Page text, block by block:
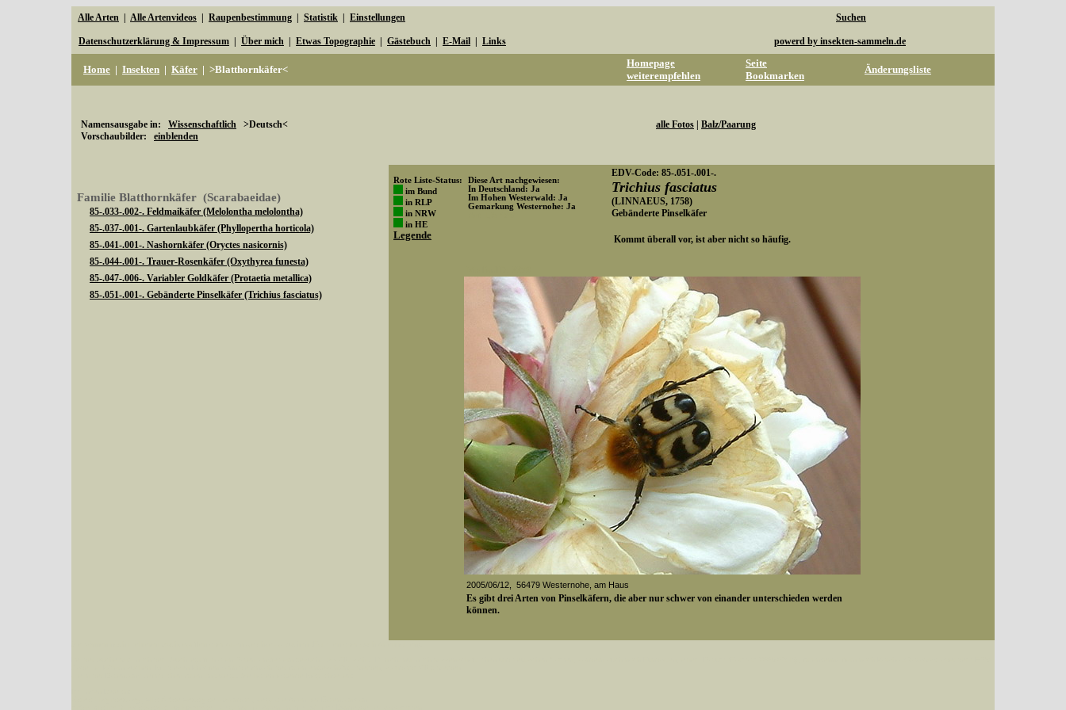
Alle Arten Alle Artenvideos Raupenbestimmung Statistik Einstellungen Suchen
Datenschutzerklärung & Impressum Über mich Etwas Topographie Gästebuch E-Mail Links powerd by insekten-sammeln.de
Home | Insekten | Käfer | >Blatthornkäfer<
Homepage
weiterempfehlen
Seite
Bookmarken
Änderungsliste
Namensausgabe in: Wissenschaftlich >Deutsch<
Vorschaubilder: einblenden
alle Fotos Balz/Paarung
Familie Blatthornkäfer (Scarabaeidae)
85-.033-.002-. Feldmaikäfer (Melolontha melolontha)
85-.037-.001-. Gartenlaubkäfer (Phyllopertha horticola)
85-.041-.001-. Nashornkäfer (Oryctes nasicornis)
85-.044-.001-. Trauer-Rosenkäfer (Oxythyrea funesta)
85-.047-.006-. Variabler Goldkäfer (Protaetia metallica)
85-.051-.001-. Gebänderte Pinselkäfer (Trichius fasciatus)
Rote Liste-Status:
im Bund
in RLP
in NRW
in HE
Legende
Diese Art nachgewiesen:
In Deutschland: Ja
Im Hohen Westerwald: Ja
Gemarkung Westernohe: Ja
EDV-Code: 85-.051-.001-.
Trichius fasciatus
(LINNAEUS, 1758)
Gebänderte Pinselkäfer
Kommt überall vor, ist aber nicht so häufig.
2005/06/12, 56479 Westernohe, am Haus
Es gibt drei Arten von Pinselkäfern, die aber nur schwer von einander unterschieden werden
können.